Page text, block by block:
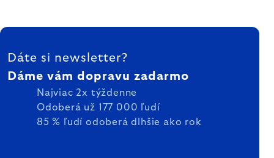
ZÁPÄTIE
Dáte si newsletter?
Dáme vám dopravu zadarmo
Najviac 2x týždenne
Odoberá už 177 000 ľudí
85 % ľudí odoberá dlhšie ako rok